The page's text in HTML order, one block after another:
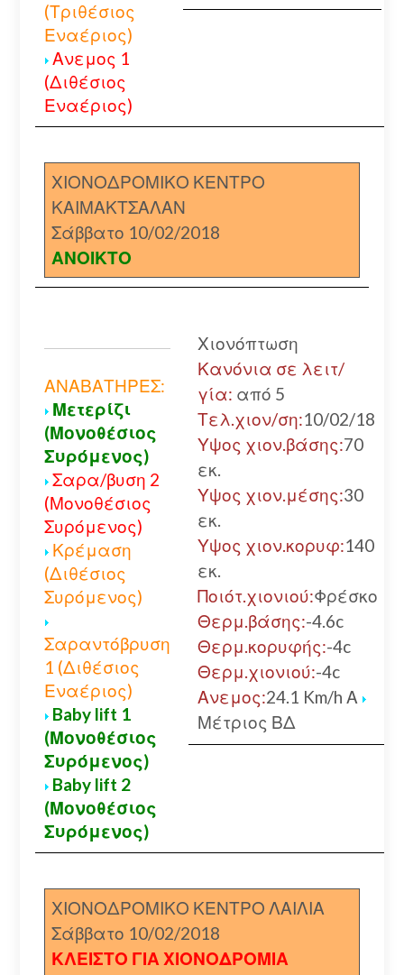
(Τριθέσιος
Εναέριος)
Ανεμος 1
(Διθέσιος
Εναέριος)
ΧΙΟΝΟΔΡΟΜΙΚΟ ΚΕΝΤΡΟ
ΚΑΙΜΑΚΤΣΑΛΑΝ
Σάββατο 10/02/2018
ΑΝΟΙΚΤΟ
ΑΝΑΒΑΤΗΡΕΣ:
Μετερίζι
(Μονοθέσιος
Συρόμενος)
Σαρα/βυση 2
(Μονοθέσιος
Συρόμενος)
Κρέμαση
(Διθέσιος
Συρόμενος)
Σαραντόβρυση
1 (Διθέσιος
Εναέριος)
Baby lift 1
(Μονοθέσιος
Συρόμενος)
Baby lift 2
(Μονοθέσιος
Συρόμενος)
Χιονόπτωση
Κανόνια σε λειτ/
γία: από 5
Τελ.χιον/ση:10/02/18
Υψος χιον.βάσης:70
εκ.
Υψος χιον.μέσης:30
εκ.
Υψος χιον.κορυφ:140
εκ.
Ποιότ.χιονιού:Φρέσκο
Θερμ.βάσης:-4.6c
Θερμ.κορυφής:-4c
Θερμ.χιονιού:-4c
Ανεμος:24.1 Km/h Α
Μέτριος ΒΔ
ΧΙΟΝΟΔΡΟΜΙΚΟ ΚΕΝΤΡΟ ΛΑΙΛΙΑ
Σάββατο 10/02/2018
ΚΛΕΙΣΤΟ ΓΙΑ ΧΙΟΝΟΔΡΟΜΙΑ